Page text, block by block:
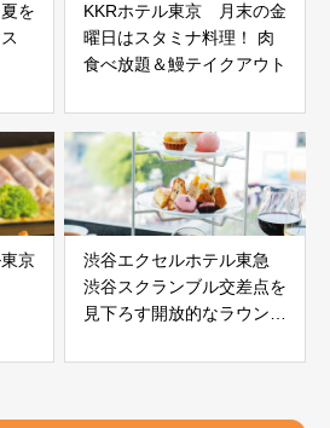
を
KKRホテル東京 月末の金
曜日はスタミナ料理！ 肉
食べ放題＆鰻テイクアウト
京
渋谷エクセルホテル東急
渋谷スクランブル交差点を
見下ろす開放的なラウンジ